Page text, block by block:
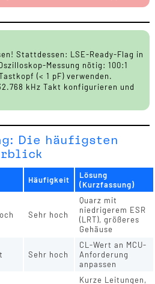
Stattdessen: LSE-Ready-Flag in
Messung nötig: 100:1
(< 1 pF) verwenden.
kHz Takt konfigurieren und
Die häufigsten
Häufigkeit
Lösung
(Kurzfassung)
Sehr hoch
Quarz mit
niedrigerem ESR
(LRT), größeres
Gehäuse
Sehr hoch
CL-Wert an MCU-
Anforderung
anpassen
Kurze Leitungen,